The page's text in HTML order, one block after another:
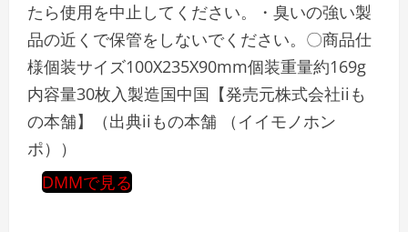
たら使用を中止してください。・臭いの強い製
品の近くで保管をしないでください。〇商品仕
様個装サイズ100X235X90mm個装重量約169g
内容量30枚入製造国中国【発売元株式会社iiも
の本舗】（出典iiもの本舗 （イイモノホン
ポ））
DMMで見る